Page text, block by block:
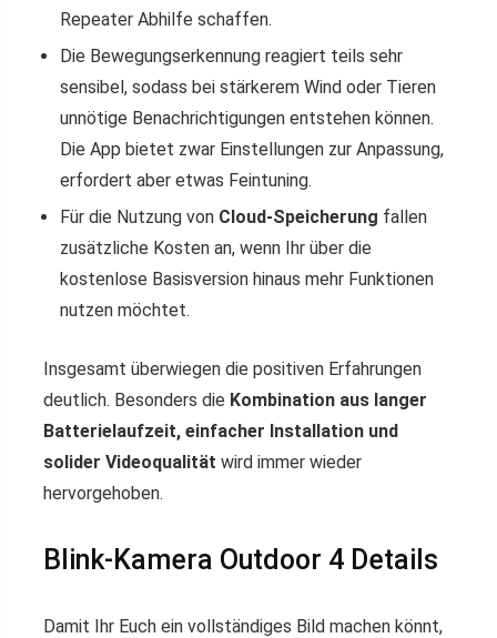
Repeater Abhilfe schaffen.
Die Bewegungserkennung reagiert teils sehr
sensibel, sodass bei stärkerem Wind oder Tieren
unnötige Benachrichtigungen entstehen können.
Die App bietet zwar Einstellungen zur Anpassung,
erfordert aber etwas Feintuning.
Für die Nutzung von Cloud-Speicherung fallen
zusätzliche Kosten an, wenn Ihr über die
kostenlose Basisversion hinaus mehr Funktionen
nutzen möchtet.
Insgesamt überwiegen die positiven Erfahrungen
deutlich. Besonders die Kombination aus langer
Batterielaufzeit, einfacher Installation und
solider Videoqualität wird immer wieder
hervorgehoben.
Blink-Kamera Outdoor 4 Details
Damit Ihr Euch ein vollständiges Bild machen könnt,